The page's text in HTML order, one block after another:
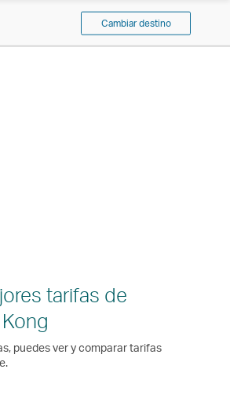
Cambiar destino
tarifas de
puedes ver y comparar tarifas